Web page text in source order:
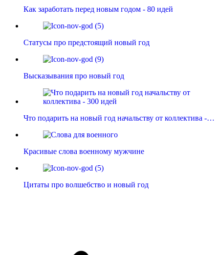
Как заработать перед новым годом - 80 идей
Статусы про предстоящий новый год
Высказывания про новый год
Что подарить на новый год начальству от коллектива -…
Красивые слова военному мужчине
Цитаты про волшебство и новый год